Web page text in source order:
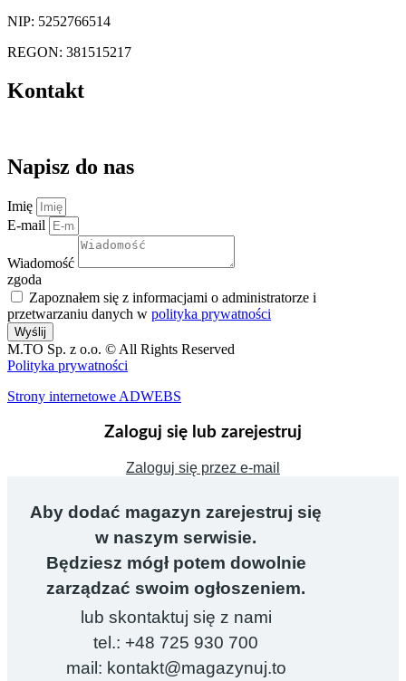
NIP: 5252766514
REGON: 381515217
Kontakt
Napisz do nas
Imię
E-mail
Wiadomość
zgoda
Zapoznałem się z informacjami o administratorze i
przetwarzaniu danych w polityka prywatności
Wyślij
M.TO Sp. z o.o. © All Rights Reserved
Polityka prywatności
Strony internetowe ADWEBS
Zaloguj się lub zarejestruj
Zaloguj się przez e-mail
Aby dodać magazyn zarejestruj się
w naszym serwisie.
Będziesz mógł potem dowolnie
zarządzać swoim ogłoszeniem.
lub skontaktuj się z nami
tel.: +48 725 930 700
mail: kontakt@magazynuj.to